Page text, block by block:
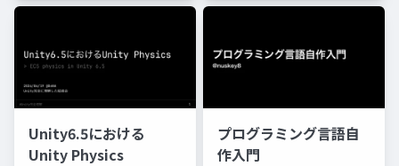
Unity6.5における
Unity Physics
プログラミング言語自
作入門